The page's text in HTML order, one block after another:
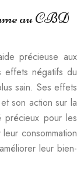
au CBD
précieuse aux
effets négatifs du
sain. Ses effets
son action sur la
pour les
consommation
leur bien-